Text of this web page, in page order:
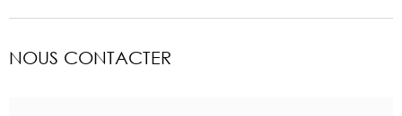
NOUS CONTACTER